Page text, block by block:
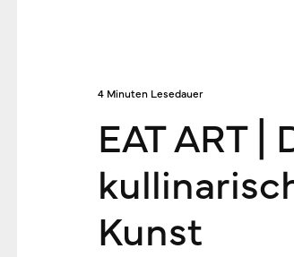
4 Minuten Lesedauer
EAT ART |
Kunst